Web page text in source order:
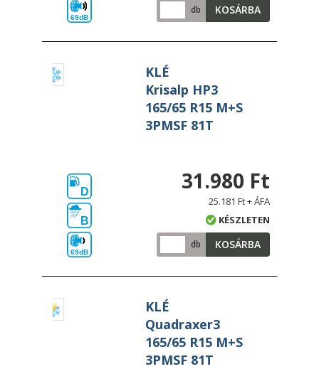
69dB
db KOSÁRBA
KLÉ
Krisalp HP3
165/65 R15 M+S
3PMSF 81T
D
B
69dB
31.980 Ft
25.181 Ft + ÁFA
KÉSZLETEN
db KOSÁRBA
KLÉ
Quadraxer3
165/65 R15 M+S
3PMSF 81T